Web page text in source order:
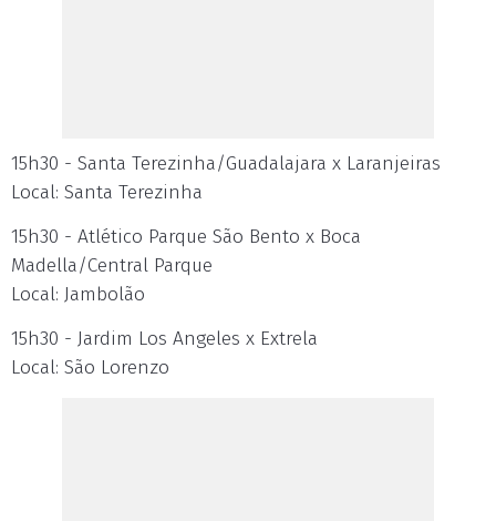
15h30 - Santa Terezinha/Guadalajara x Laranjeiras
Local: Santa Terezinha
15h30 - Atlético Parque São Bento x Boca
Madella/Central Parque
Local: Jambolão
15h30 - Jardim Los Angeles x Extrela
Local: São Lorenzo